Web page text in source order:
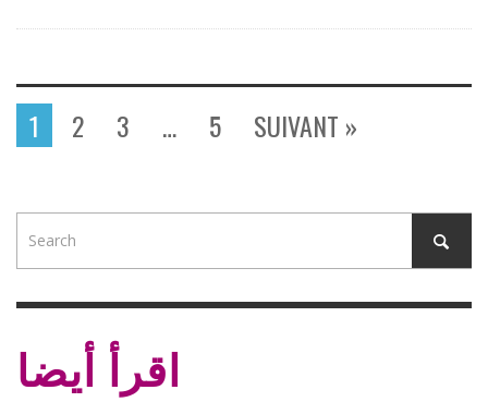
1 2 3 … 5 SUIVANT »
اقرأ أيضا